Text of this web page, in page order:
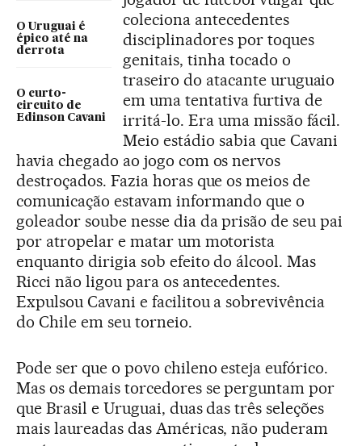
O Uruguai é
épico até na
derrota
O curto-
circuito de
Edinson Cavani
coleciona antecedentes
disciplinadores por toques
genitais, tinha tocado o
traseiro do atacante uruguaio
em uma tentativa furtiva de
irritá-lo. Era uma missão fácil.
Meio estádio sabia que Cavani
havia chegado ao jogo com os nervos
destroçados. Fazia horas que os meios de
comunicação estavam informando que o
goleador soube nesse dia da prisão de seu pai
por atropelar e matar um motorista
enquanto dirigia sob efeito do álcool. Mas
Ricci não ligou para os antecedentes.
Expulsou Cavani e facilitou a sobrevivência
do Chile em seu torneio.
Pode ser que o povo chileno esteja eufórico.
Mas os demais torcedores se perguntam por
que Brasil e Uruguai, duas das três seleções
mais laureadas das Américas, não puderam